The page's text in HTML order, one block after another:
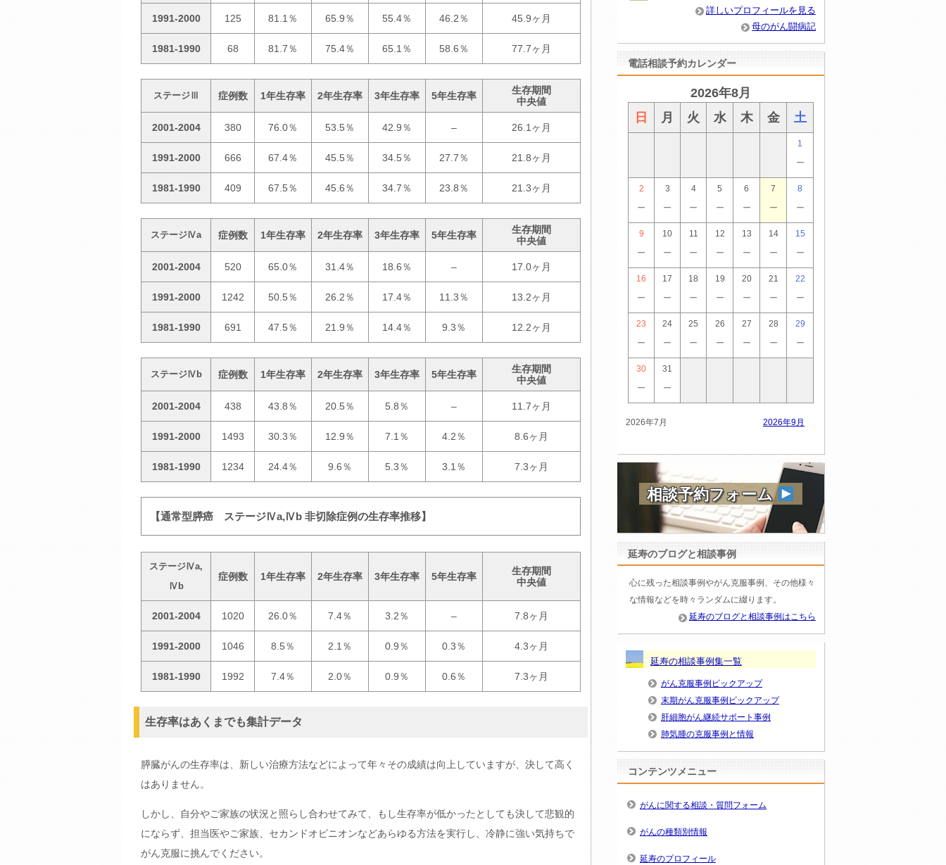
1991-2000 125 81.1％ 65.9％ 55.4％ 46.2％ 45.9ヶ月
1981-1990 68 81.7％ 75.4％ 65.1％ 58.6％ 77.7ヶ月
ステージⅢ 症例数 1年生存率 2年生存率 3年生存率 5年生存率
生存期間
中央値
2001-2004 380 76.0％ 53.5％ 42.9％ – 26.1ヶ月
1991-2000 666 67.4％ 45.5％ 34.5％ 27.7％ 21.8ヶ月
1981-1990 409 67.5％ 45.6％ 34.7％ 23.8％ 21.3ヶ月
ステージⅣa 症例数 1年生存率 2年生存率 3年生存率 5年生存率
生存期間
中央値
2001-2004 520 65.0％ 31.4％ 18.6％ – 17.0ヶ月
1991-2000 1242 50.5％ 26.2％ 17.4％ 11.3％ 13.2ヶ月
1981-1990 691 47.5％ 21.9％ 14.4％ 9.3％ 12.2ヶ月
ステージⅣb 症例数 1年生存率 2年生存率 3年生存率 5年生存率
生存期間
中央値
2001-2004 438 43.8％ 20.5％ 5.8％ – 11.7ヶ月
1991-2000 1493 30.3％ 12.9％ 7.1％ 4.2％ 8.6ヶ月
1981-1990 1234 24.4％ 9.6％ 5.3％ 3.1％ 7.3ヶ月
【通常型膵癌 ステージⅣa,Ⅳb 非切除症例の生存率推移】
ステージⅣa,
Ⅳb
症例数 1年生存率 2年生存率 3年生存率 5年生存率
生存期間
中央値
2001-2004 1020 26.0％ 7.4％ 3.2％ – 7.8ヶ月
1991-2000 1046 8.5％ 2.1％ 0.9％ 0.3％ 4.3ヶ月
1981-1990 1992 7.4％ 2.0％ 0.9％ 0.6％ 7.3ヶ月
生存率はあくまでも集計データ
膵臓がんの生存率は、新しい治療方法などによって年々その成績は向上していますが、決して高く
はありません。
しかし、自分やご家族の状況と照らし合わせてみて、もし生存率が低かったとしても決して悲観的
にならず、担当医やご家族、セカンドオピニオンなどあらゆる方法を実行し、冷静に強い気持ちで
がん克服に挑んでください。
詳しいプロフィールを見る
母のがん闘病記
電話相談予約カレンダー
2026年8月
日
月 火 水 木 金 土
1
－
2
－
3
－
4
－
5
－
6
－
7
－
8
－
9
－
10
－
11
－
12
－
13
－
14
－
15
－
16
－
17
－
18
－
19
－
20
－
21
－
22
－
23
－
24
－
25
－
26
－
27
－
28
－
29
－
30
－
31
－
2026年7月 2026年9月
相談予約フォーム
延寿のブログと相談事例
心に残った相談事例やがん克服事例、その他様々
な情報などを時々ランダムに綴ります。
延寿のブログと相談事例はこちら
延寿の相談事例集一覧
がん克服事例ピックアップ
末期がん克服事例ピックアップ
肝細胞がん継続サポート事例
肺気腫の克服事例と情報
コンテンツメニュー
がんに関する相談・質問フォーム
がんの種類別情報
延寿のプロフィール